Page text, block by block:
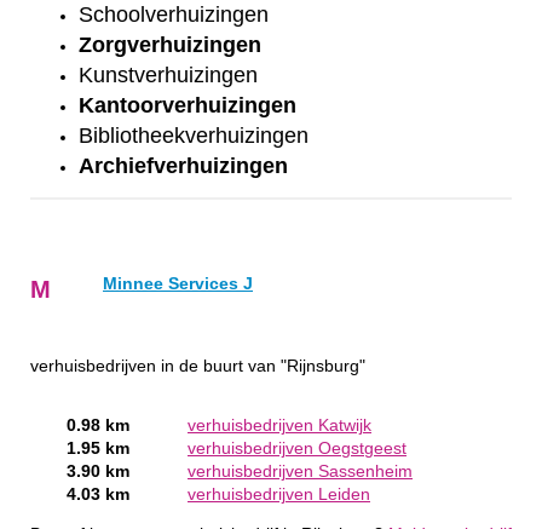
Schoolverhuizingen
Zorgverhuizingen
Kunstverhuizingen
Kantoorverhuizingen
Bibliotheekverhuizingen
Archiefverhuizingen
M Minnee Services J
verhuisbedrijven in de buurt van "Rijnsburg"
0.98 km
verhuisbedrijven Katwijk
1.95 km
verhuisbedrijven Oegstgeest
3.90 km
verhuisbedrijven Sassenheim
4.03 km
verhuisbedrijven Leiden